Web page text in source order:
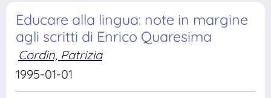
Educare alla lingua: note in margine
agli scritti di Enrico Quaresima
Cordin, Patrizia
1995-01-01